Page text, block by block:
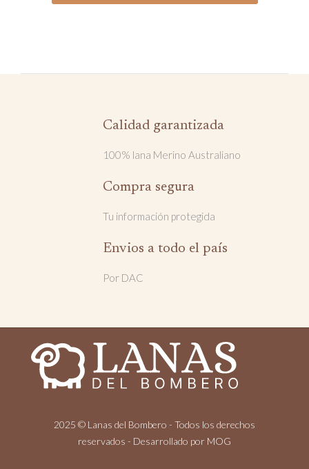
Calidad garantizada
100% lana Merino Australiano
Compra segura
Tu información protegida
Envios a todo el país
Por DAC
2025 © Lanas del Bombero - Todos los derechos
reservados - Desarrollado por MOG